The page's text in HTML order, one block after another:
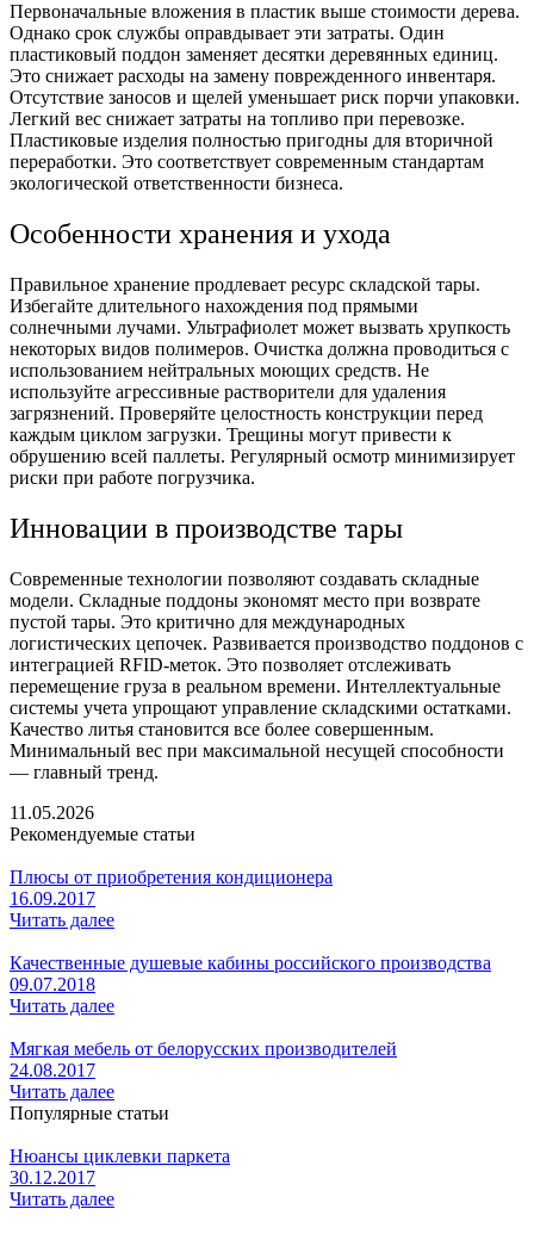
Первоначальные вложения в пластик выше стоимости дерева.
Однако срок службы оправдывает эти затраты. Один
пластиковый поддон заменяет десятки деревянных единиц.
Это снижает расходы на замену поврежденного инвентаря.
Отсутствие заносов и щелей уменьшает риск порчи упаковки.
Легкий вес снижает затраты на топливо при перевозке.
Пластиковые изделия полностью пригодны для вторичной
переработки. Это соответствует современным стандартам
экологической ответственности бизнеса.
Особенности хранения и ухода
Правильное хранение продлевает ресурс складской тары.
Избегайте длительного нахождения под прямыми
солнечными лучами. Ультрафиолет может вызвать хрупкость
некоторых видов полимеров. Очистка должна проводиться с
использованием нейтральных моющих средств. Не
используйте агрессивные растворители для удаления
загрязнений. Проверяйте целостность конструкции перед
каждым циклом загрузки. Трещины могут привести к
обрушению всей паллеты. Регулярный осмотр минимизирует
риски при работе погрузчика.
Инновации в производстве тары
Современные технологии позволяют создавать складные
модели. Складные поддоны экономят место при возврате
пустой тары. Это критично для международных
логистических цепочек. Развивается производство поддонов с
интеграцией RFID-меток. Это позволяет отслеживать
перемещение груза в реальном времени. Интеллектуальные
системы учета упрощают управление складскими остатками.
Качество литья становится все более совершенным.
Минимальный вес при максимальной несущей способности
— главный тренд.
11.05.2026
Рекомендуемые статьи
Плюсы от приобретения кондиционера
16.09.2017
Читать далее
Качественные душевые кабины российского производства
09.07.2018
Читать далее
Мягкая мебель от белорусских производителей
24.08.2017
Читать далее
Популярные статьи
Нюансы циклевки паркета
30.12.2017
Читать далее